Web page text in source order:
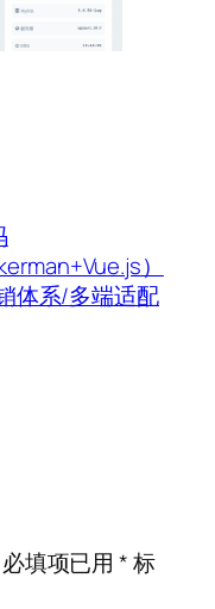
）
体系/多端适配
必填项已用*标